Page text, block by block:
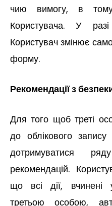
чию вимогу, в
Користувача. У
Користувач змінює
форму.
Рекомендації з
Для того щоб треті
до облікового запису
дотримуватися
рекомендацій.
що всі дії, вчинені
третьою особою,